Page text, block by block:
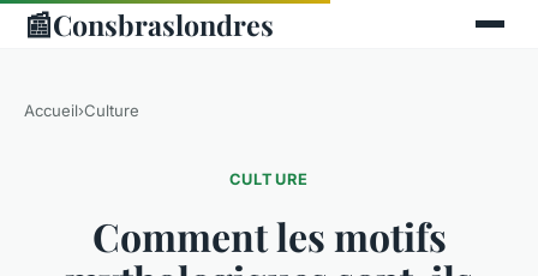
📰Consbraslondres
Accueil›Culture
CULTURE
Comment les motifs